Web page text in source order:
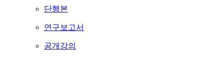
단행본
연구보고서
공개강의